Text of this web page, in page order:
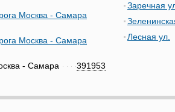
Москва - Самара
Москва - Самара
391953
- Самара
Заречная
Лесная ул.